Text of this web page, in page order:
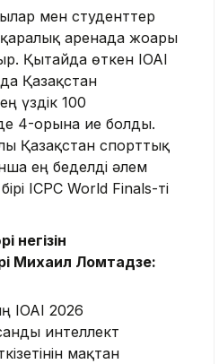
мен студенттер
аренада жоғары
Қытайда өткен IOAI
Қазақстан
үздік 100
4-орынға ие болды.
Қазақстан спорттық
ең беделді әлем
ICPC World Finals-ті
негізін
Михаил Ломтадзе:
IOAI 2026
интеллект
мақтан